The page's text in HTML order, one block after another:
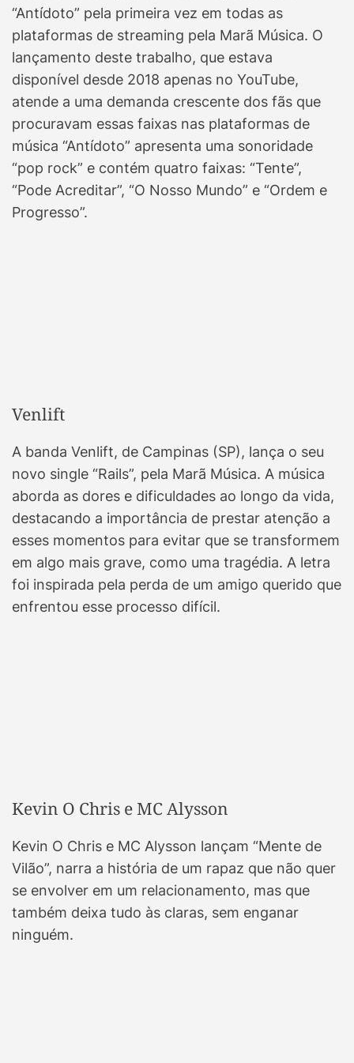
“Antídoto” pela primeira vez em todas as
plataformas de streaming pela Marã Música. O
lançamento deste trabalho, que estava
disponível desde 2018 apenas no YouTube,
atende a uma demanda crescente dos fãs que
procuravam essas faixas nas plataformas de
música “Antídoto” apresenta uma sonoridade
“pop rock” e contém quatro faixas: “Tente”,
“Pode Acreditar”, “O Nosso Mundo” e “Ordem e
Progresso”.
Venlift
A banda Venlift, de Campinas (SP), lança o seu
novo single “Rails”, pela Marã Música. A música
aborda as dores e dificuldades ao longo da vida,
destacando a importância de prestar atenção a
esses momentos para evitar que se transformem
em algo mais grave, como uma tragédia. A letra
foi inspirada pela perda de um amigo querido que
enfrentou esse processo difícil.
Kevin O Chris e MC Alysson
Kevin O Chris e MC Alysson lançam “Mente de
Vilão”, narra a história de um rapaz que não quer
se envolver em um relacionamento, mas que
também deixa tudo às claras, sem enganar
ninguém.